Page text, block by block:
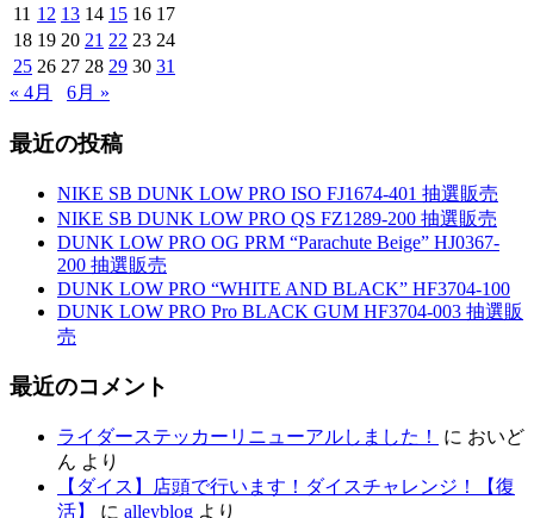
11 12 13 14 15 16 17
18 19 20 21 22 23 24
25 26 27 28 29 30 31
« 4月
6月 »
最近の投稿
NIKE SB DUNK LOW PRO ISO FJ1674-401 抽選販売
NIKE SB DUNK LOW PRO QS FZ1289-200 抽選販売
DUNK LOW PRO OG PRM “Parachute Beige” HJ0367-
200 抽選販売
DUNK LOW PRO “WHITE AND BLACK” HF3704-100
DUNK LOW PRO Pro BLACK GUM HF3704-003 抽選販
売
最近のコメント
ライダーステッカーリニューアルしました！ に おいど
ん より
【ダイス】店頭で行います！ダイスチャレンジ！【復
活】
に alleyblog より